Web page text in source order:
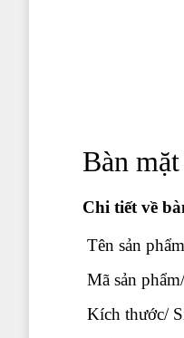
Bàn
Chi tiết về
Tên sản
Mã sản
Kích thước/